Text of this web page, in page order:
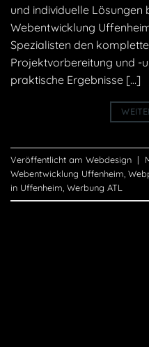
und individuelle Lösungen
Webentwicklung
Spezialisten den
Projektvorbereitung und -
praktische Ergebnisse […]
Veröffentlicht am Webdesign |
Webentwicklung Uffenheim
in Uffenheim Werbung ATL